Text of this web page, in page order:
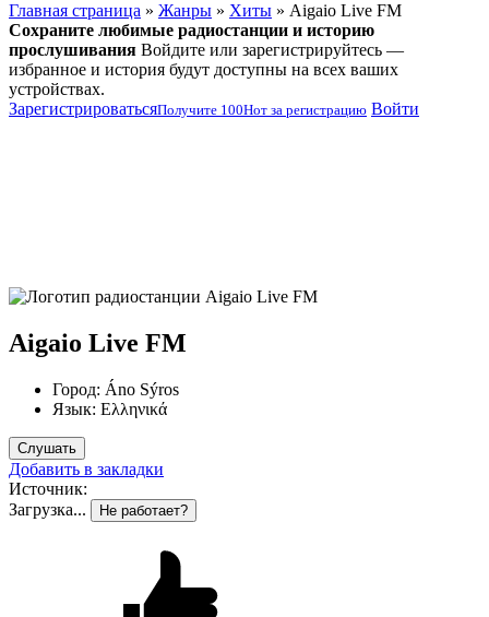
Главная страница » Жанры » Хиты » Aigaio Live FM
Сохраните любимые радиостанции и историю
прослушивания Войдите или зарегистрируйтесь —
избранное и история будут доступны на всех ваших
устройствах.
ЗарегистрироватьсяПолучите 100Нот за регистрацию Войти
Aigaio Live FM
Город: Áno Sýros
Язык: Ελληνικά
Слушать
Добавить в закладки
Источник:
Загрузка...
Не работает?